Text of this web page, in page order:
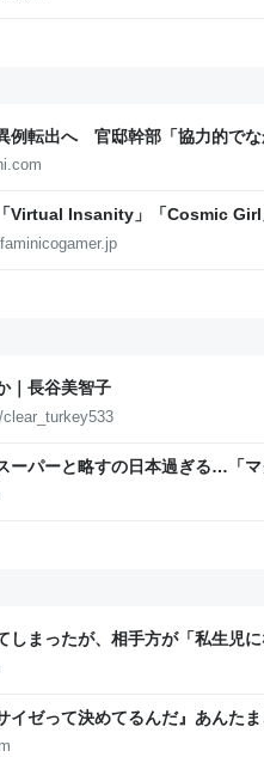
例転出へ 官邸幹部「協力的で
Virtual Insanity」「Cosmic
いきなり公開！「SUMMER
して
｜長谷美智子
ーパーと略すの日本過ぎる…「
る」など
しまったが、相手方が「私生児
ても応じず、晩年まで離婚に応じ
イゼって決めてるんだ』あんた
開に「やはりデートは相手への